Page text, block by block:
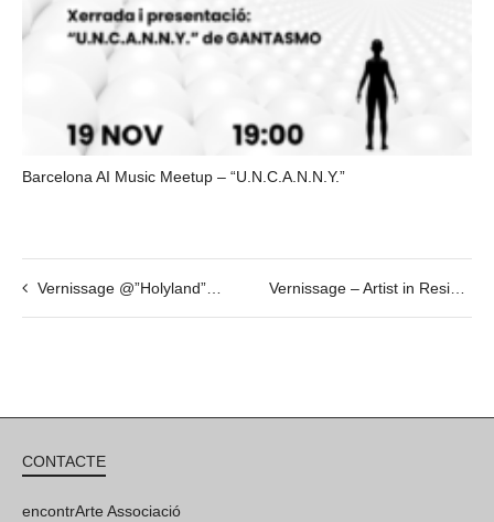
Barcelona AI Music Meetup – “U.N.C.A.N.N.Y.”
Vernissage @”Holyland” by Nammah Berkovitz & guest
CONTACTE
encontrArte Associació